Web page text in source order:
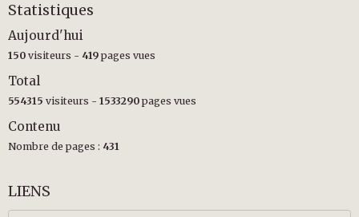
Statistiques
Aujourd'hui
150 visiteurs - 419 pages vues
Total
554315 visiteurs - 1533290 pages vues
Contenu
Nombre de pages : 431
LIENS